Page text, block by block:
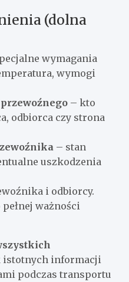
(dolna
wymagania
wymogi
– kto
odbiorca czy strona
– stan
uszkodzenia
i odbiorcy.
ważności
istotnych informacji
podczas transportu